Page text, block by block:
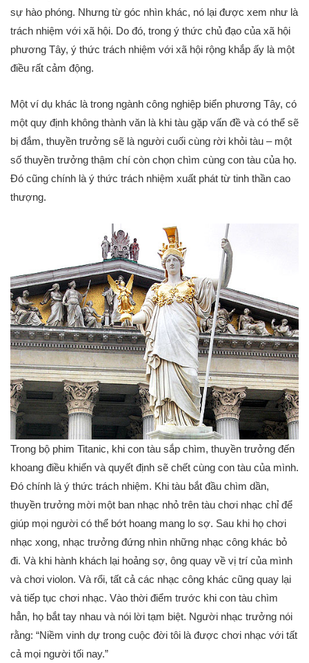
sự hào phóng. Nhưng từ góc nhìn khác, nó lại được xem như là
trách nhiệm với xã hội. Do đó, trong ý thức chủ đạo của xã hội
phương Tây, ý thức trách nhiệm với xã hội rộng khắp ấy là một
điều rất cảm động.
Một ví dụ khác là trong ngành công nghiệp biển phương Tây, có
một quy định không thành văn là khi tàu gặp vấn đề và có thể sẽ
bị đắm, thuyền trưởng sẽ là người cuối cùng rời khỏi tàu – một
số thuyền trưởng thậm chí còn chọn chìm cùng con tàu của họ.
Đó cũng chính là ý thức trách nhiệm xuất phát từ tinh thần cao
thượng.
Trong bộ phim Titanic, khi con tàu sắp chìm, thuyền trưởng đến
khoang điều khiển và quyết định sẽ chết cùng con tàu của mình.
Đó chính là ý thức trách nhiệm. Khi tàu bắt đầu chìm dần,
thuyền trưởng mời một ban nhạc nhỏ trên tàu chơi nhạc chỉ để
giúp mọi người có thể bớt hoang mang lo sợ. Sau khi họ chơi
nhạc xong, nhạc trưởng đứng nhìn những nhạc công khác bỏ
đi. Và khi hành khách lại hoảng sợ, ông quay về vị trí của mình
và chơi violon. Và rổi, tất cả các nhạc công khác cũng quay lại
và tiếp tục chơi nhạc. Vào thời điểm trước khi con tàu chìm
hẳn, họ bắt tay nhau và nói lời tạm biệt. Người nhạc trưởng nói
rằng: “Niềm vinh dự trong cuộc đời tôi là được chơi nhạc với tất
cả mọi người tối nay.”